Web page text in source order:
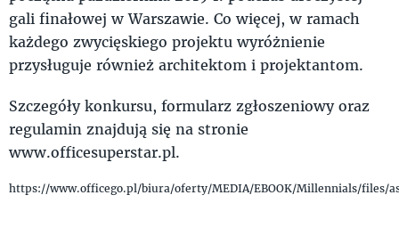
gali finałowej w Warszawie. Co więcej, w ramach
każdego zwycięskiego projektu wyróżnienie
przysługuje również architektom i projektantom.
Szczegóły konkursu, formularz zgłoszeniowy oraz
regulamin znajdują się na stronie
www.officesuperstar.pl.
https://www.officego.pl/biura/oferty/MEDIA/EBOOK/Millennials/files/